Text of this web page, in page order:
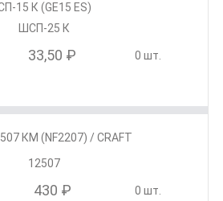
15 К (GE15 ES)
ШСП-25 К
33,50 ₽ 0 шт.
КМ (NF2207) / CRAFT
12507
430 ₽ 0 шт.